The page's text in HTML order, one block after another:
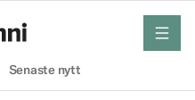
Senaste nytt
meny